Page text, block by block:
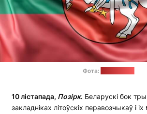
Фота:
10 лістапада, Позірк. Беларускі бок
закладніках літоўскіх перавозчыкаў і